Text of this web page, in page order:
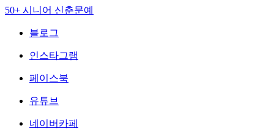
50+ 시니어 신춘문예
블로그
인스타그램
페이스북
유튜브
네이버카페